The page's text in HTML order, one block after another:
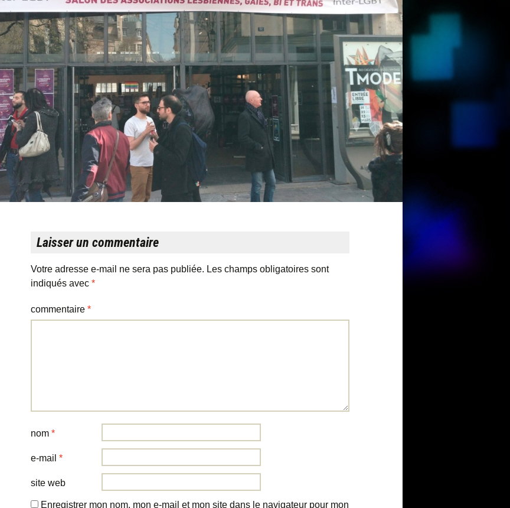
Laisser un commentaire
Votre adresse e-mail ne sera pas publiée. Les champs obligatoires sont
indiqués avec *
commentaire *
nom *
e-mail *
site web
Enregistrer mon nom, mon e-mail et mon site dans le navigateur pour mon